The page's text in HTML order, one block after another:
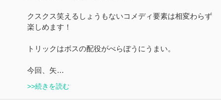
クスクス笑えるしょうもないコメディ要素は相変わらず
楽しめます！
トリックはボスの配役がべらぼうにうまい。
今回、矢…
>>続きを読む